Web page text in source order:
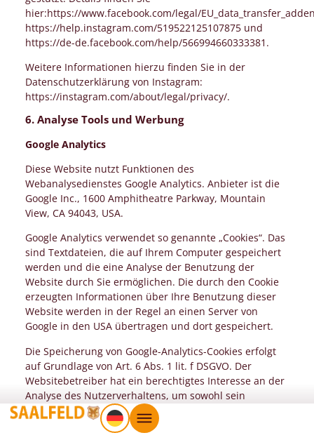
hier:https://www.facebook.com/legal/
https://help.instagram.com/519522125107875 und
https://de-de.facebook.com/help/566994660333381.
Weitere Informationen hierzu finden Sie in der
Datenschutzerklärung von Instagram:
https://instagram.com/about/legal/privacy/.
6. Analyse Tools und Werbung
Google Analytics
Diese Website nutzt Funktionen des
Webanalysedienstes Google Analytics. Anbieter ist die
Google Inc., 1600 Amphitheatre Parkway, Mountain
View, CA 94043, USA.
Google Analytics verwendet so genannte „Cookies“. Das
sind Textdateien, die auf Ihrem Computer gespeichert
werden und die eine Analyse der Benutzung der
Website durch Sie ermöglichen. Die durch den Cookie
erzeugten Informationen über Ihre Benutzung dieser
Website werden in der Regel an einen Server von
Google in den USA übertragen und dort gespeichert.
Die Speicherung von Google-Analytics-Cookies erfolgt
auf Grundlage von Art. 6 Abs. 1 lit. f DSGVO. Der
Websitebetreiber hat ein berechtigtes Interesse an der
Analyse des Nutzerverhaltens, um sowohl sein
Webangebot als auch seine Werbung zu optimieren.
Sie haben das Recht aus Gründen, die sich aus Ihrer